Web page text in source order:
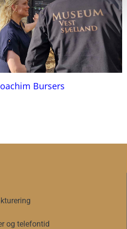
Bursers
og telefontid